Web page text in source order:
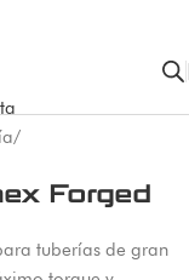
/
Forged
tuberías de gran